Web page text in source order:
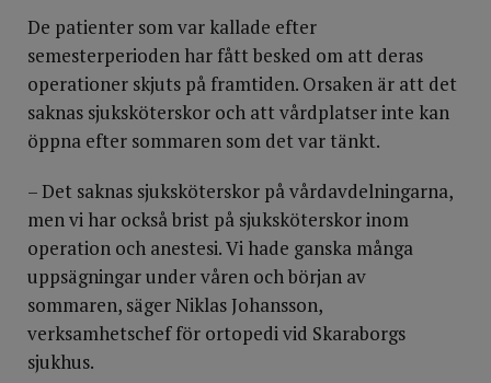
De patienter som var kallade efter
semesterperioden har fått besked om att deras
operationer skjuts på framtiden. Orsaken är att det
saknas sjuksköterskor och att vårdplatser inte kan
öppna efter sommaren som det var tänkt.
– Det saknas sjuksköterskor på vårdavdelningarna,
men vi har också brist på sjuksköterskor inom
operation och anestesi. Vi hade ganska många
uppsägningar under våren och början av
sommaren, säger Niklas Johansson,
verksamhetschef för ortopedi vid Skaraborgs
sjukhus.